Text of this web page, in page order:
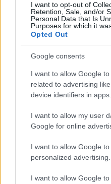
I want to opt-out of
Retention, Sale, and/or
Personal Data that Is
Purposes for which it
Opted Out
Google consents
I want to allow Google
related to advertising
device identifiers in apps.
I want to allow my user
Google for online
I want to allow Google
personalized advertising.
I want to allow Google
FOCUS PMI
Strumenti di crescita per
blended
Linda Pellegrini · 8 Ago 2026